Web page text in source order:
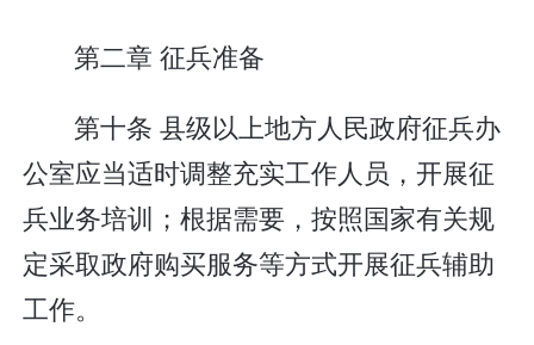
第二章 征兵准备
第十条 县级以上地方人民政府征兵办
公室应当适时调整充实工作人员，开展征
兵业务培训；根据需要，按照国家有关规
定采取政府购买服务等方式开展征兵辅助
工作。